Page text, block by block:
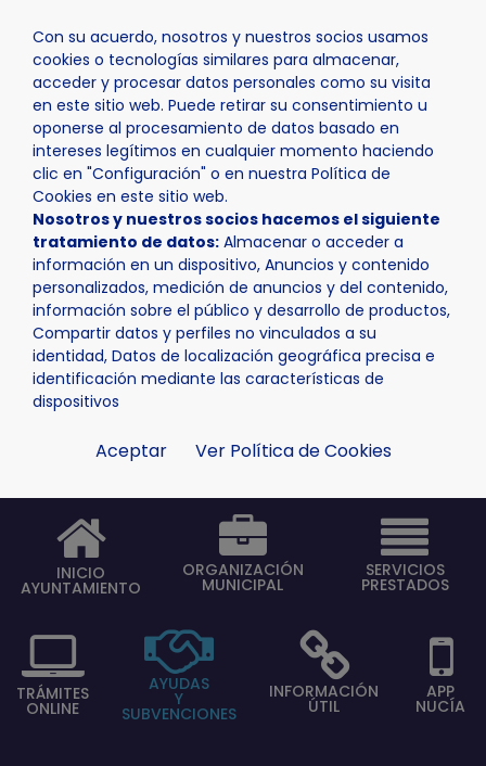
Con su acuerdo, nosotros y nuestros socios usamos
cookies o tecnologías similares para almacenar,
acceder y procesar datos personales como su visita
en este sitio web. Puede retirar su consentimiento u
oponerse al procesamiento de datos basado en
intereses legítimos en cualquier momento haciendo
clic en "Configuración" o en nuestra Política de
Cookies en este sitio web.
Nosotros y nuestros socios hacemos el siguiente
tratamiento de datos: Almacenar o acceder a
información en un dispositivo, Anuncios y contenido
personalizados, medición de anuncios y del contenido,
información sobre el público y desarrollo de productos,
Compartir datos y perfiles no vinculados a su
identidad, Datos de localización geográfica precisa e
identificación mediante las características de
dispositivos
Aceptar Ver Política de Cookies
Inicio Ayuntamiento Ayudas y Subvenciones
Ayudas y
Subvenciones
INICIO
AYUNTAMIENTO
ORGANIZACIÓN
MUNICIPAL
SERVICIOS
PRESTADOS
TRÁMITES
ONLINE
AYUDAS
Y
SUBVENCIONES
INFORMACIÓN
ÚTIL
APP
NUCÍA